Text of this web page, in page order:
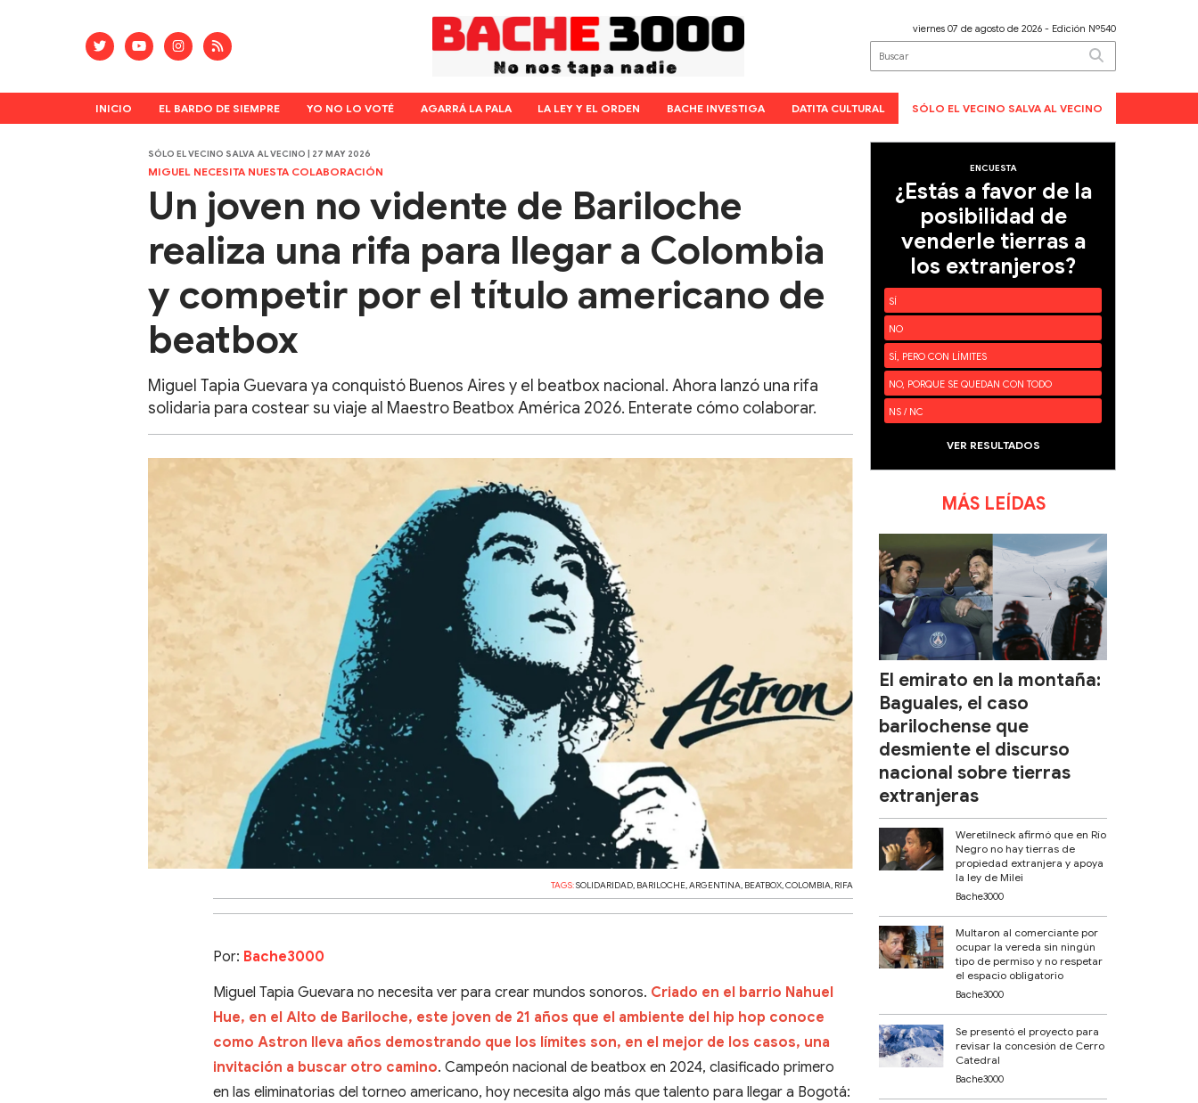
viernes 07 de agosto de 2026 - Edición Nº540
INICIO EL BARDO DE SIEMPRE YO NO LO VOTÉ AGARRÁ LA PALA LA LEY Y EL ORDEN BACHE INVESTIGA DATITA CULTURAL SÓLO EL VECINO SALVA AL VECINO
SÓLO EL VECINO SALVA AL VECINO | 27 MAY 2026
MIGUEL NECESITA NUESTA COLABORACIÓN
Un joven no vidente de Bariloche
realiza una rifa para llegar a Colombia
y competir por el título americano de
beatbox
Miguel Tapia Guevara ya conquistó Buenos Aires y el beatbox nacional. Ahora lanzó una rifa
solidaria para costear su viaje al Maestro Beatbox América 2026. Enterate cómo colaborar.
TAGS:SOLIDARIDAD, BARILOCHE,ARGENTINA, BEATBOX,COLOMBIA, RIFA
Por: Bache3000
Miguel Tapia Guevara no necesita ver para crear mundos sonoros. Criado en el barrio Nahuel
Hue, en el Alto de Bariloche, este joven de 21 años que el ambiente del hip hop conoce
como Astron lleva años demostrando que los límites son, en el mejor de los casos, una
invitación a buscar otro camino. Campeón nacional de beatbox en 2024, clasificado primero
en las eliminatorias del torneo americano, hoy necesita algo más que talento para llegar a Bogotá:
ENCUESTA
¿Estás a favor de la
posibilidad de
venderle tierras a
los extranjeros?
SÍ
NO
SÍ, PERO CON LÍMITES
NO, PORQUE SE QUEDAN CON TODO
NS / NC
VER RESULTADOS
MÁS LEÍDAS
El emirato en la montaña:
Baguales, el caso
barilochense que
desmiente el discurso
nacional sobre tierras
extranjeras
Weretilneck afirmó que en Río
Negro no hay tierras de
propiedad extranjera y apoya
la ley de Milei
Bache3000
Multaron al comerciante por
ocupar la vereda sin ningún
tipo de permiso y no respetar
el espacio obligatorio
Bache3000
Se presentó el proyecto para
revisar la concesión de Cerro
Catedral
Bache3000